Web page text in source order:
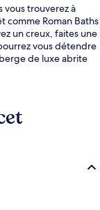
vous trouverez à
comme Roman Baths
un creux, faites une
vous détendre
de luxe abrite